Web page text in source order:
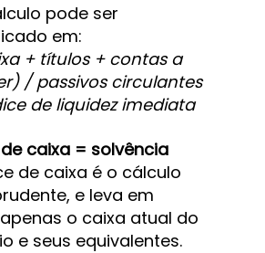
pode ser
em:
+ títulos + contas a
/ passivos circulantes
de liquidez imediata
caixa = solvência
de caixa é o cálculo
e leva em
o caixa atual do
e seus equivalentes.